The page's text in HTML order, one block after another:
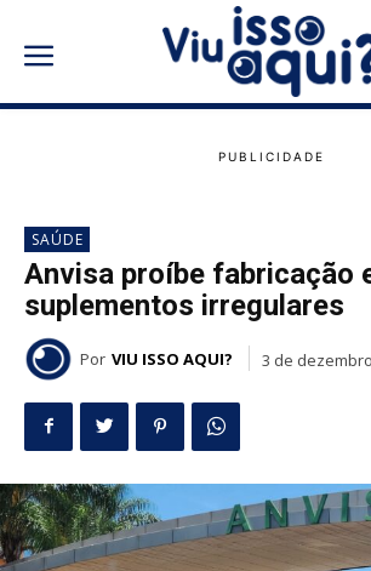
SAÚDE
Anvisa proíbe fabricação
suplementos irregulares
Por VIU ISSO AQUI? 3 de